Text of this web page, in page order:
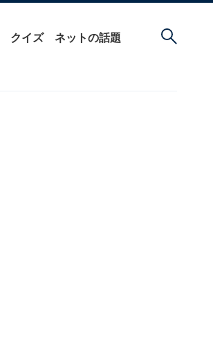
クイズ ネットの話題